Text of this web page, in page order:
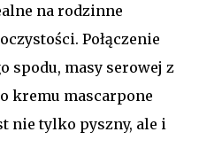
na rodzinne
Połączenie
spodu, masy serowej z
kremu mascarpone
nie tylko pyszny, ale i